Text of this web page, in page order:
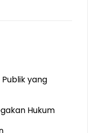
yang
Hukum